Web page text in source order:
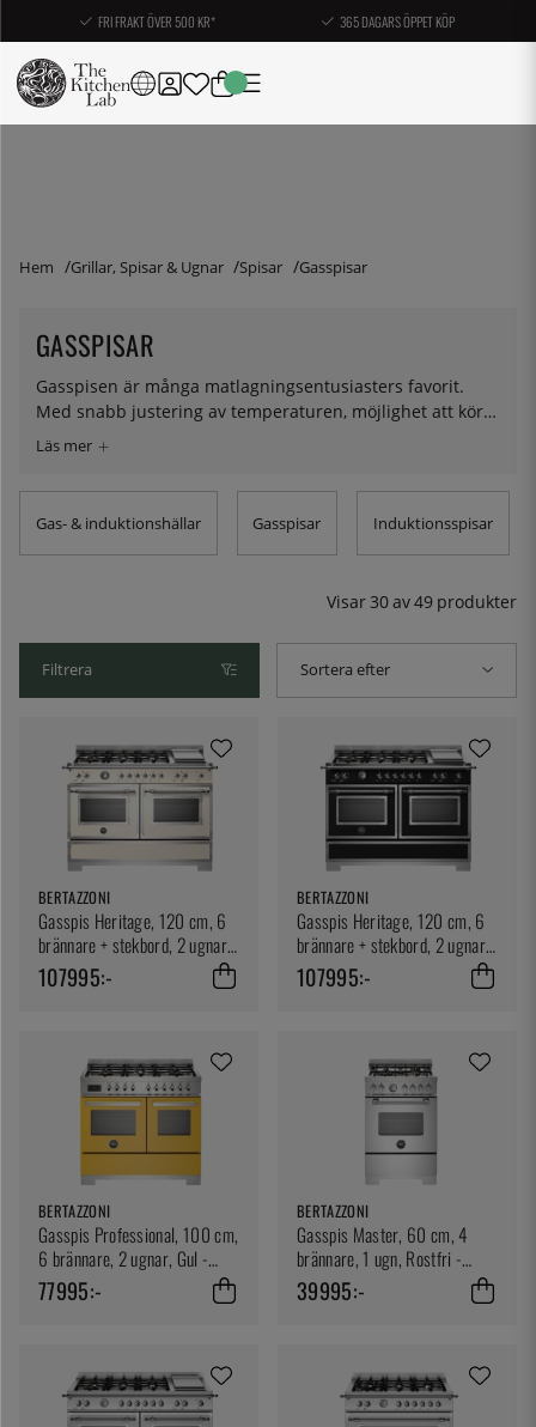
FRI FRAKT ÖVER 500 KR* 365 DAGARS ÖPPET KÖP
Hem Grillar, Spisar & Ugnar Spisar Gasspisar
GASSPISAR
Gasspisen är många matlagningsentusiasters favorit.
Med snabb justering av temperaturen, möjlighet att köra
helt rundade wokpannor och såklart det estetiska i
den enda tillverkaren av spisar som vi på KitchenLab
säljer, och det är inte utan anledning. Hos Bertazzoni har
man tagit en fin handverkstradition in i det nya
århundradet med genomgående hög kvalitet och
design och enastående funktionalitet. Hos oss hittar du
modeller i flera färger och modeller.
Gas- & induktionshällar Gasspisar Induktionsspisar
Visar 30av49 produkter
Filtrera Sortera efter
BERTAZZONI
Gasspis Heritage, 120 cm, 6
brännare + stekbord, 2 ugnar,
Elfenbensvit - Bertazz
107995:-
BERTAZZONI
Gasspis Heritage, 120 cm, 6
brännare + stekbord, 2 ugnar,
Mattsvart - Bertazzoni
107995:-
BERTAZZONI
Gasspis Professional, 100 cm,
6 brännare, 2 ugnar, Gul -
Bertazzoni
77995:-
BERTAZZONI
Gasspis Master, 60 cm, 4
brännare, 1 ugn, Rostfri -
Bertazzoni
39995:-